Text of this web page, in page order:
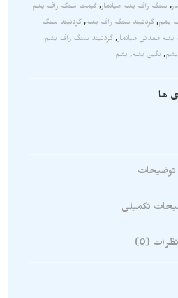
, سنگ راف یشم میانمار, قیمت سنگ راف یشم
یشم, گردنبند سنگ راف یشم, گردنبند سنگ
معدنی میانمار, گردنبند سنگ راف یشم
یشم, نگین یشم, یشم
ها
توضیحات
تکمیلی
نظرات (0)